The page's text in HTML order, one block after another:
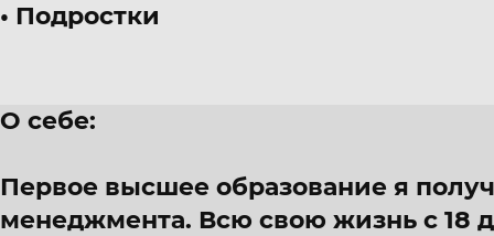
Подростки
О себе:
Первое высшее образование я
менеджмента. Всю свою жизнь с 18